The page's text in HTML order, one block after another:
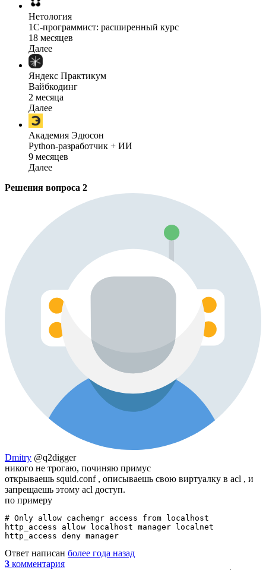
Нетология
1C-программист: расширенный курс
18 месяцев
Далее
Яндекс Практикум
Вайбкодинг
2 месяца
Далее
Академия Эдюсон
Python-разработчик + ИИ
9 месяцев
Далее
Решения вопроса 2
Dmitry @q2digger
никого не трогаю, починяю примус
открываешь squid.conf , описываешь свою виртуалку в acl , и
запрещаешь этому acl доступ.
по примеру
# Only allow cachemgr access from localhost
http_access allow localhost manager localnet
http_access deny manager
Ответ написан более года назад
3 комментария